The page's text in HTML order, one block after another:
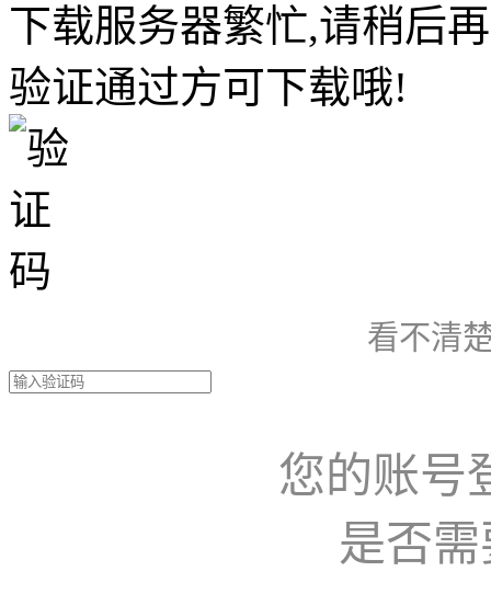
下载服务器繁忙,请稍后
验证通过方可下载哦!
看不清
您的账号
是否